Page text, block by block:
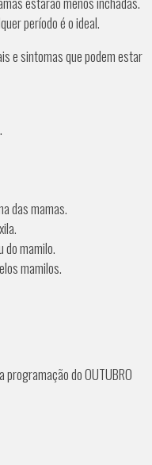
período é o ideal.
e sintomas que podem estar
das mamas.
do mamilo.
mamilos.
do OUTUBRO